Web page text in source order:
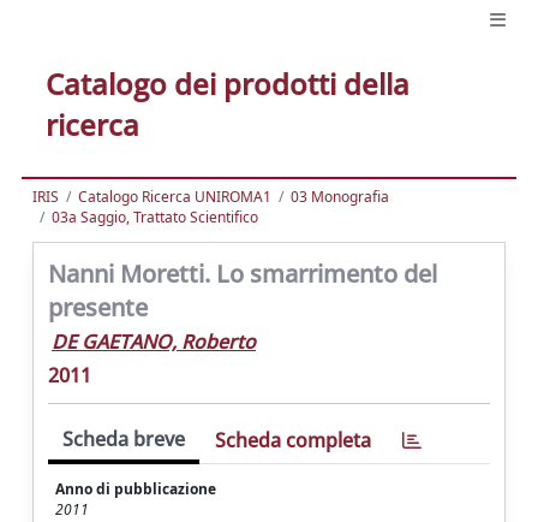
Catalogo dei prodotti della
ricerca
IRIS Catalogo Ricerca UNIROMA1
03 Monografia
03a Saggio, Trattato Scientifico
Nanni Moretti. Lo smarrimento del
presente
DE GAETANO, Roberto
2011
Scheda breve Scheda completa
Anno di pubblicazione
2011